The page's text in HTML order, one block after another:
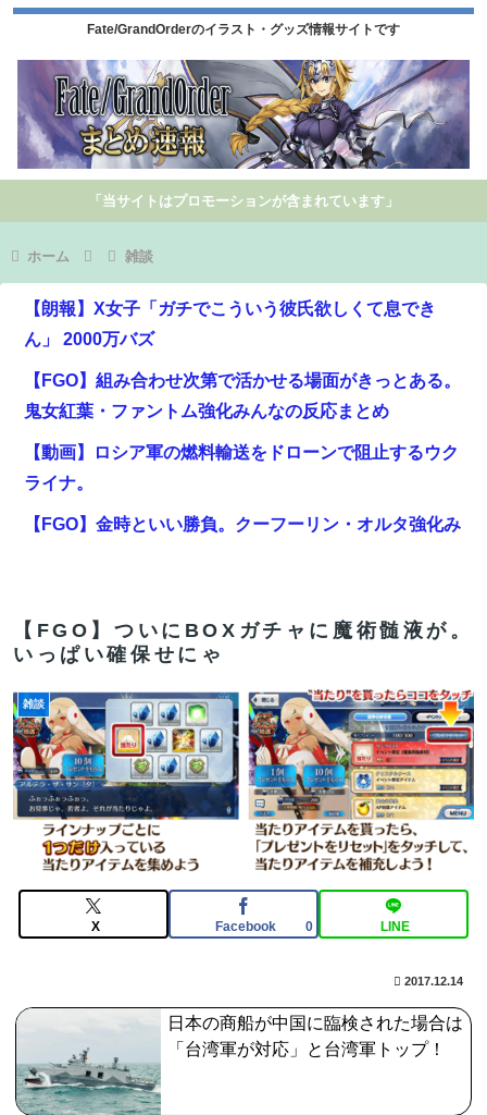
Fate/GrandOrderのイラスト・グッズ情報サイトです
「当サイトはプロモーションが含まれています」
ホーム 雑談
【朗報】X女子「ガチでこういう彼氏欲しくて息でき
ん」 2000万バズ
【FGO】組み合わせ次第で活かせる場面がきっとある。
鬼女紅葉・ファントム強化みんなの反応まとめ
【動画】ロシア軍の燃料輸送をドローンで阻止するウク
ライナ。
【FGO】金時といい勝負。クーフーリン・オルタ強化み
車、即決した」警視庁「見積もりしただけだろ」
【FGO】まず宇宙進出が霊長譲ることに繋がるのが納得
してない
平和の日に黙祷もせずデモで暴れるパヨクさんたち
【FGO】まず宇宙進出が霊長譲ることに繋がるのが納得
してない
【FGO】金時といい勝負。クーフーリン・オルタ強化み
【雑談】アニプレックスってFGO以外で稼げるスマホゲ
ームってあるんだっけ？
【悲報】茂木敏充外相、『大炎上』してしま
う！！！！！！！
【FGO】ついにBOXガチャに魔術髄液が。
いっぱい確保せにゃ
雑談
X Facebook 0 LINE
2017.12.14
日本の商船が中国に臨検された場合は
「台湾軍が対応」と台湾軍トップ！